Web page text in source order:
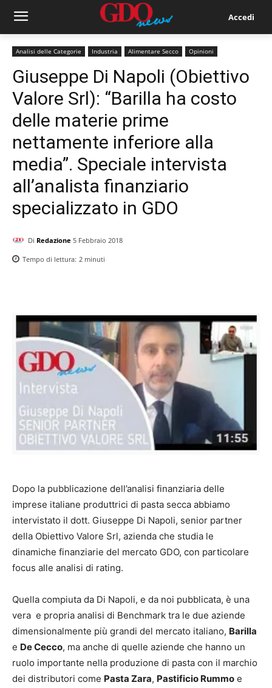
Accedi
Analisi delle Categorie Industria Alimentare Secco Opinioni
Giuseppe Di Napoli (Obiettivo
Valore Srl): “Barilla ha costo
delle materie prime
nettamente inferiore alla
media”. Speciale intervista
all’analista finanziario
specializzato in GDO
Di Redazione 5 Febbraio 2018
Tempo di lettura: 2 minuti
Dopo la pubblicazione dell’analisi finanziaria delle
imprese italiane produttrici di pasta secca abbiamo
intervistato il dott. Giuseppe Di Napoli, senior partner
della Obiettivo Valore Srl, azienda che studia le
dinamiche finanziarie del mercato GDO, con particolare
focus alle analisi di rating.
Quella compiuta da Di Napoli, e da noi pubblicata, è una
vera e propria analisi di Benchmark tra le due aziende
dimensionalmente più grandi del mercato italiano, Barilla
e De Cecco, ma anche di quelle aziende che hanno un
ruolo importante nella produzione di pasta con il marchio
dei distributori come Pasta Zara, Pastificio Rummo e